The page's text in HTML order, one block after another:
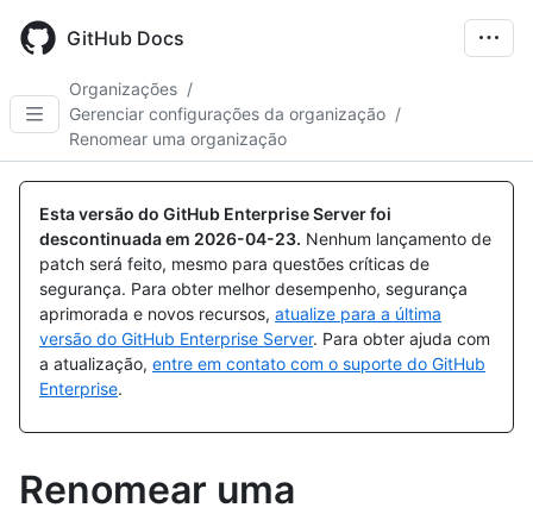
main
GitHub Docs
Organizações /
Gerenciar configurações da organização /
Renomear uma organização
Esta versão do GitHub Enterprise Server foi
descontinuada em 2026-04-23. Nenhum lançamento de
patch será feito, mesmo para questões críticas de
segurança. Para obter melhor desempenho, segurança
aprimorada e novos recursos, atualize para a última
versão do GitHub Enterprise Server. Para obter ajuda com
a atualização, entre em contato com o suporte do GitHub
Enterprise.
Renomear uma